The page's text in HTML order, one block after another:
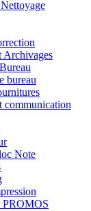
Archivages
bureau
communication
Note